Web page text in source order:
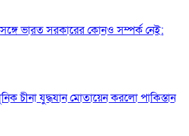
সঙ্গে ভারত সরকারের কোনও সম্পর্ক নেই:
চীনা যুদ্ধযান মোতায়েন করলো পাকিস্তান